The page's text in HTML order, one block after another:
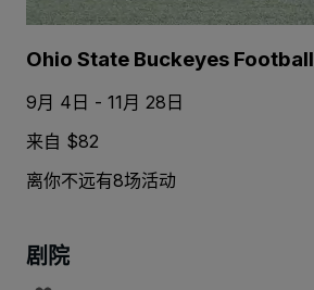
Ohio State Buckeyes Football
9月 4日 - 11月 28日
来自 $82
离你不远有8场活动
剧院